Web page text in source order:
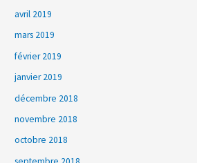
avril 2019
mars 2019
février 2019
janvier 2019
décembre 2018
novembre 2018
octobre 2018